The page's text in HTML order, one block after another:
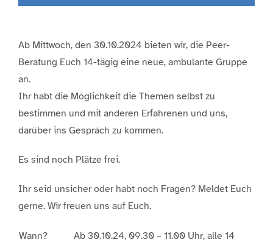
Ab Mittwoch, den 30.10.2024 bieten wir, die Peer-
Beratung Euch 14-tägig eine neue, ambulante Gruppe
an.
Ihr habt die Möglichkeit die Themen selbst zu
bestimmen und mit anderen Erfahrenen und uns,
darüber ins Gespräch zu kommen.
Es sind noch Plätze frei.
Ihr seid unsicher oder habt noch Fragen? Meldet Euch
gerne. Wir freuen uns auf Euch.
Wann?
Ab 30.10.24, 09.30 – 11.00 Uhr, alle 14